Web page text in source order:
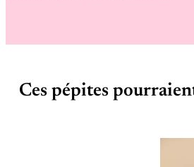
Ces pépites